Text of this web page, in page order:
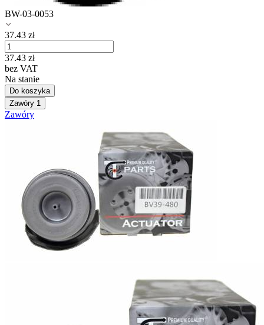
BW-03-0053
37.43 zł
37.43 zł
bez VAT
Na stanie
Do koszyka
Zawóry 1
Zawóry